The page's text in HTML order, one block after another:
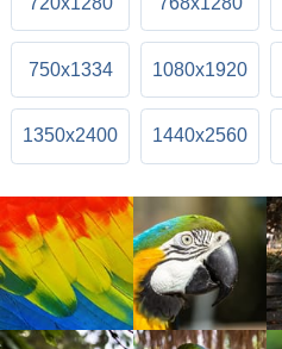
750x1334 1080x1920
1350x2400 1440x2560